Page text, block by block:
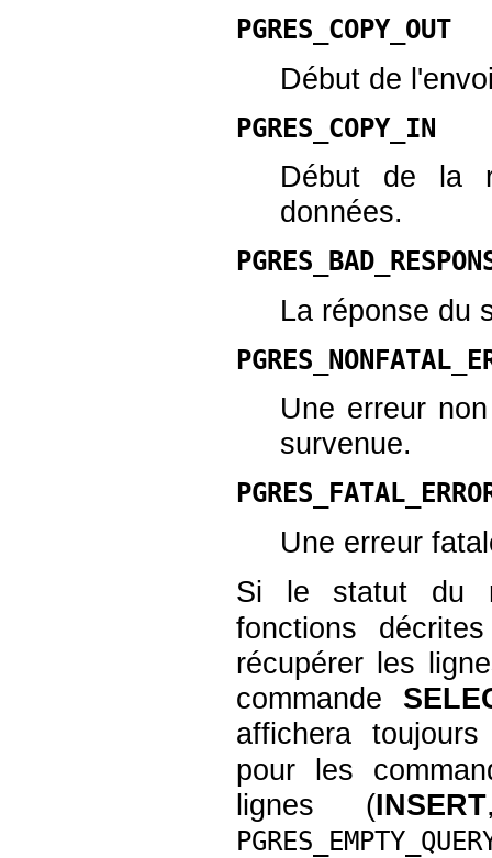
PGRES_COPY_OUT
Début de
PGRES_COPY_IN
Début de la
données.
La réponse du
Une erreur
survenue.
Une erreur
Si le statut du
fonctions
récupérer les
commande
affichera
pour les
lignes (INSERT